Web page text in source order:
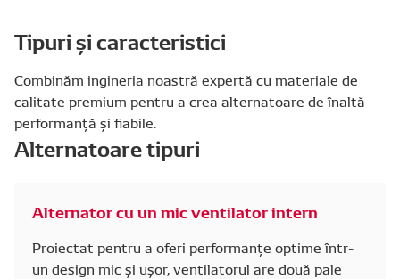
Tipuri și caracteristici
Combinăm ingineria noastră expertă cu materiale de
calitate premium pentru a crea alternatoare de înaltă
performanță și fiabile.
Alternatoare tipuri
Alternator cu un mic ventilator intern
Proiectat pentru a oferi performanțe optime într-
un design mic și ușor, ventilatorul are două pale